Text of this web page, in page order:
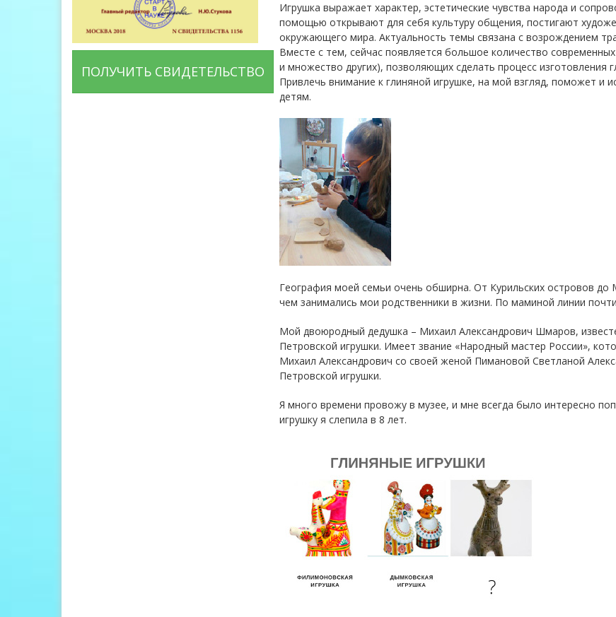
ПОЛУЧИТЬ СВИДЕТЕЛЬСТВО
Игрушка выражает характер, эстетические чувства народа и
помощью открывают для себя культуру общения, постигают
окружающего мира. Актуальность темы связана с возрождением
Вместе с тем, сейчас появляется большое количество
и множество других), позволяющих сделать процесс изготовления
Привлечь внимание к глиняной игрушке, на мой взгляд, поможет и
детям.
География моей семьи очень обширна. От Курильских островов
чем занимались мои родственники в жизни. По маминой линии
Мой двоюродный дедушка – Михаил Александрович Шмаров,
Петровской игрушки. Имеет звание «Народный мастер России»,
Михаил Александрович со своей женой Пимановой Светланой
Петровской игрушки.
Я много времени провожу в музее, и мне всегда было интересно
игрушку я слепила в 8 лет.